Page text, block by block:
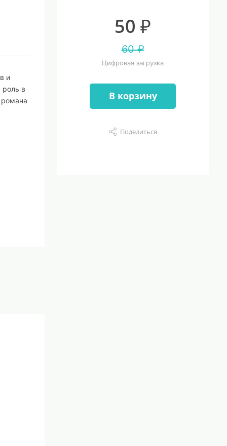
и
в
50 ₽
60 ₽
Цифровая загрузка
В корзину
Поделиться